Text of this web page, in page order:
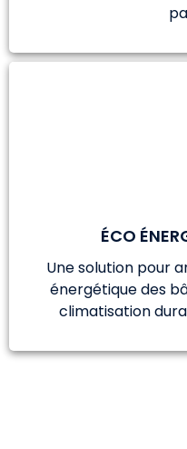
ÉCO
Une solution pour
énergétique des
climatisation